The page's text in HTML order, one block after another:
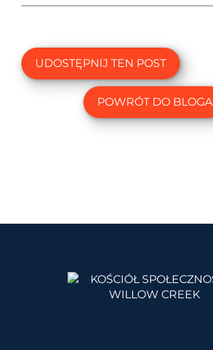
UDOSTĘPNIJ TEN POST
POWRÓT DO BLOGA